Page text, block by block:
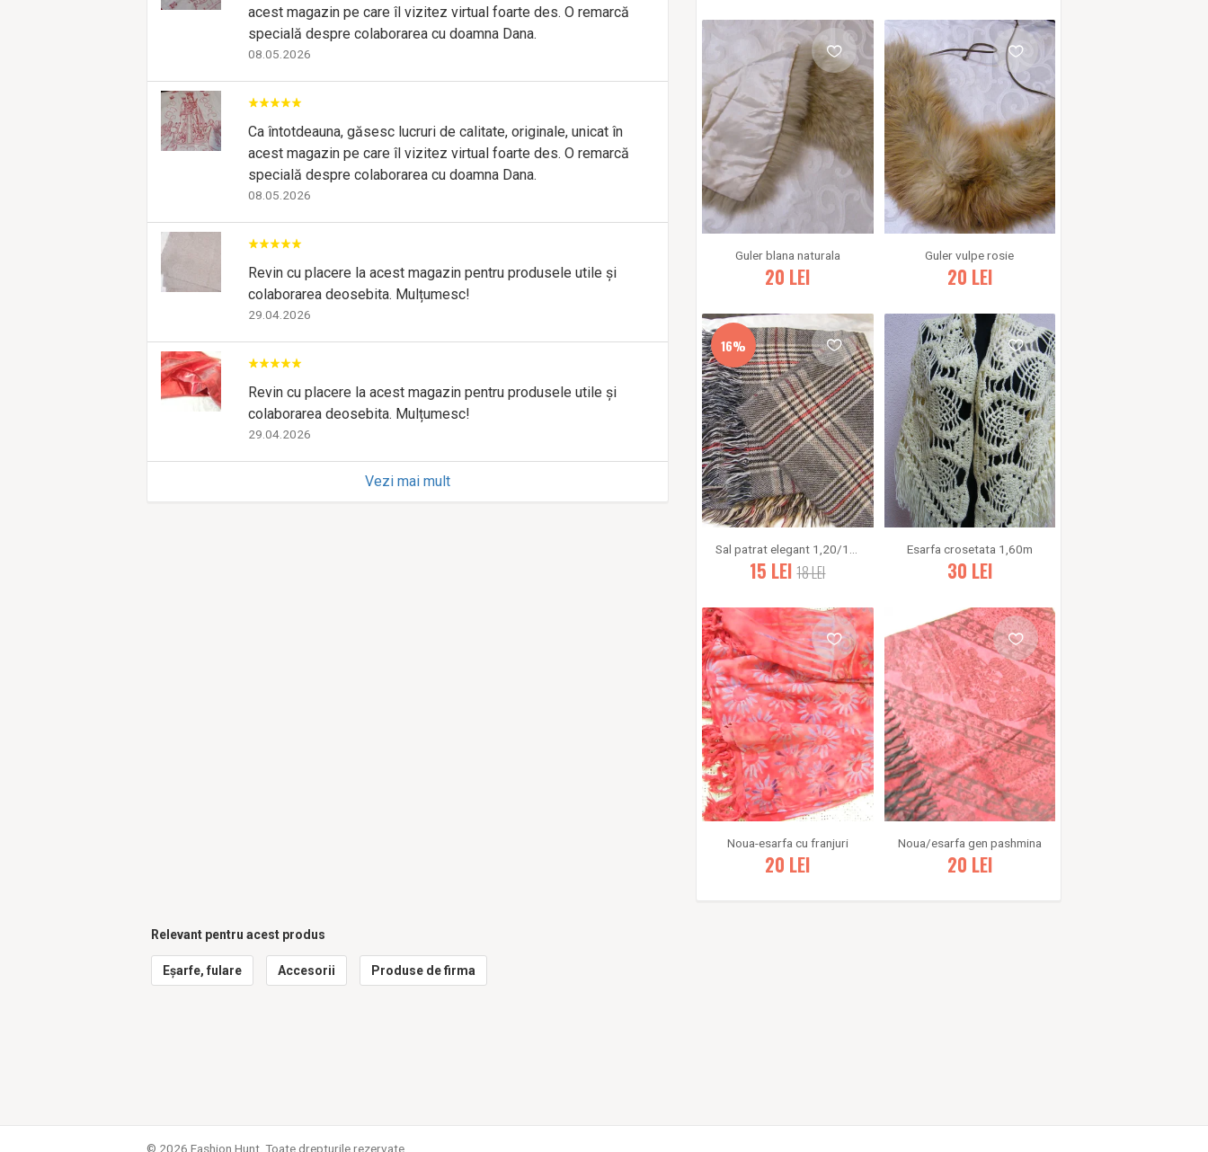
acest magazin pe care îl vizitez virtual foarte des. O remarcă
specială despre colaborarea cu doamna Dana.
08.05.2026
Ca întotdeauna, găsesc lucruri de calitate, originale, unicat în
acest magazin pe care îl vizitez virtual foarte des. O remarcă
specială despre colaborarea cu doamna Dana.
08.05.2026
Revin cu placere la acest magazin pentru produsele utile și
colaborarea deosebita. Mulțumesc!
29.04.2026
Revin cu placere la acest magazin pentru produsele utile și
colaborarea deosebita. Mulțumesc!
29.04.2026
Vezi mai mult
Guler blana naturala
20 LEI
Guler vulpe rosie
20 LEI
15 LEI 18LEI
16%
Esarfa crosetata 1,60m
30 LEI
Noua-esarfa cu franjuri
20 LEI
Noua/esarfa gen pashmina
20 LEI
Relevant pentru acest produs
Eșarfe, fulare Accesorii Produse de firma
© 2026 Fashion Hunt. Toate drepturile rezervate